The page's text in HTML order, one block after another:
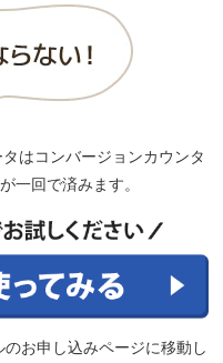
はコンバージョンカウンタ
一回で済みます。
お申し込みページに移動し